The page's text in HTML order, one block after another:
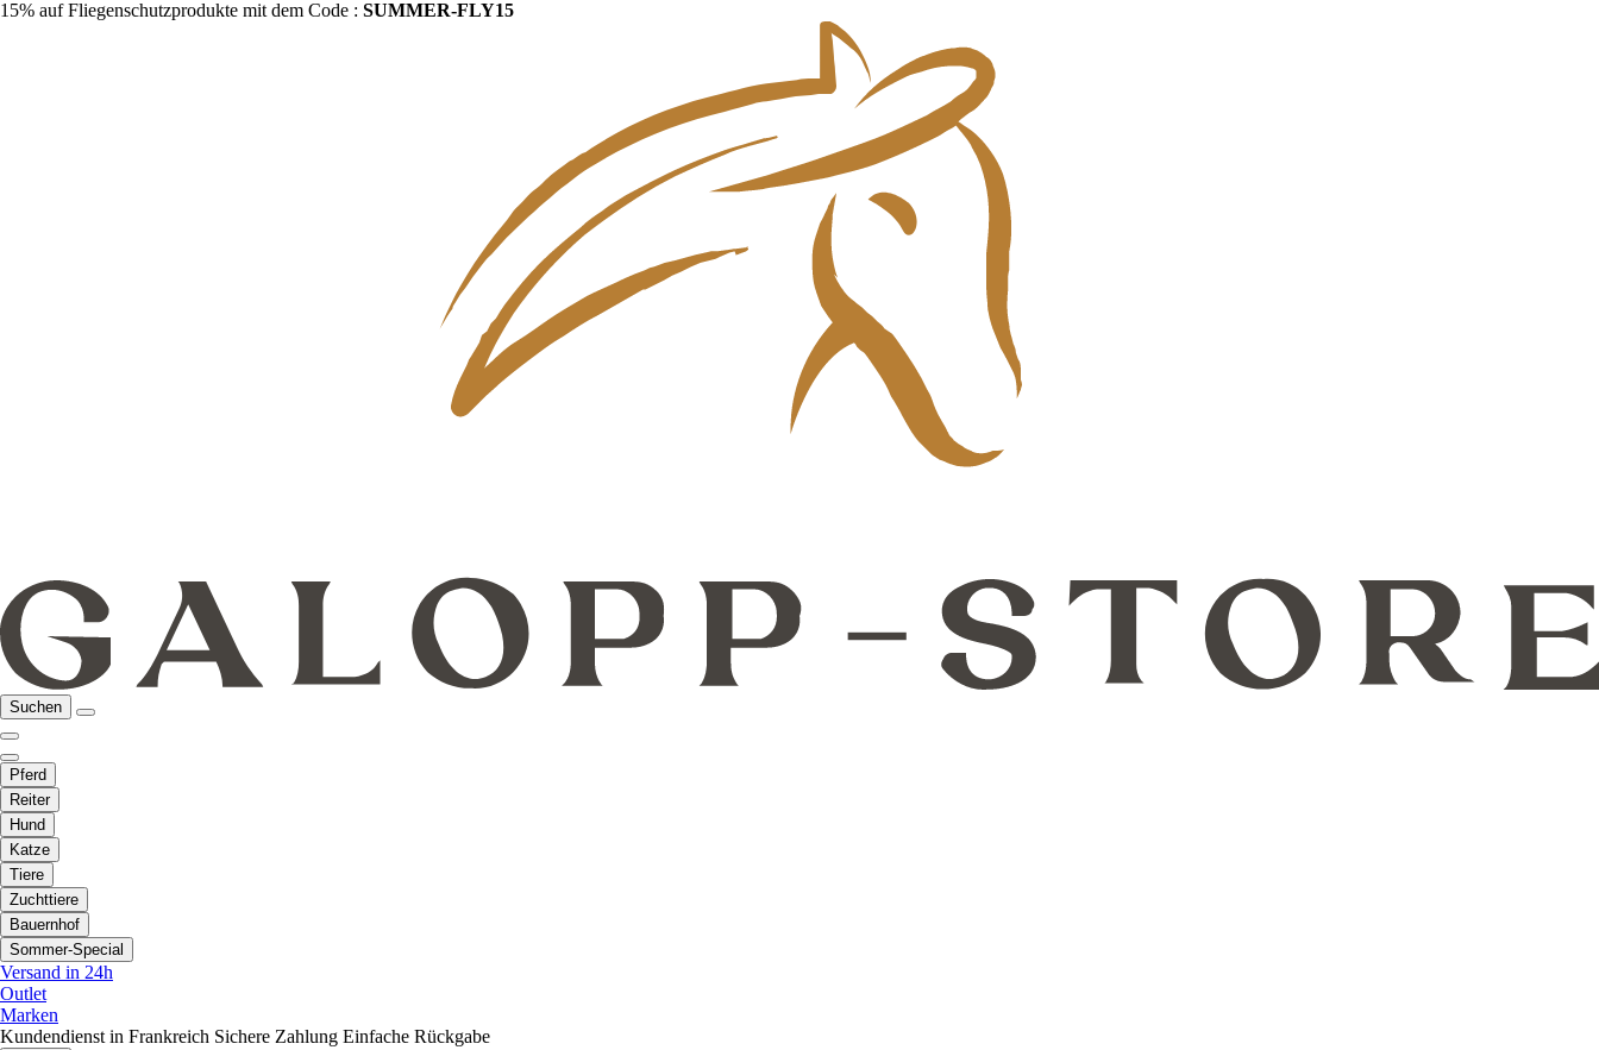
15% auf Fliegenschutzprodukte mit dem Code : SUMMER-FLY15
Suchen
Pferd
Reiter
Hund
Katze
Tiere
Zuchttiere
Bauernhof
Sommer-Special
Versand in 24h
Outlet
Marken
Kundendienst in Frankreich Sichere Zahlung Einfache Rückgabe